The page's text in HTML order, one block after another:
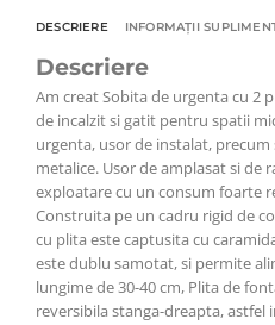
DESCRIERE INFORMAȚII
Descriere
Am creat Sobita de urgenta cu 2
de incalzit si gatit pentru spatii
urgenta, usor de instalat,
metalice. Usor de amplasat si de
exploatare cu un consum foarte
Construita pe un cadru rigid de
cu plita este captusita cu
este dublu samotat, si permite
lungime de 30-40 cm, Plita de
reversibila stanga-dreapta,